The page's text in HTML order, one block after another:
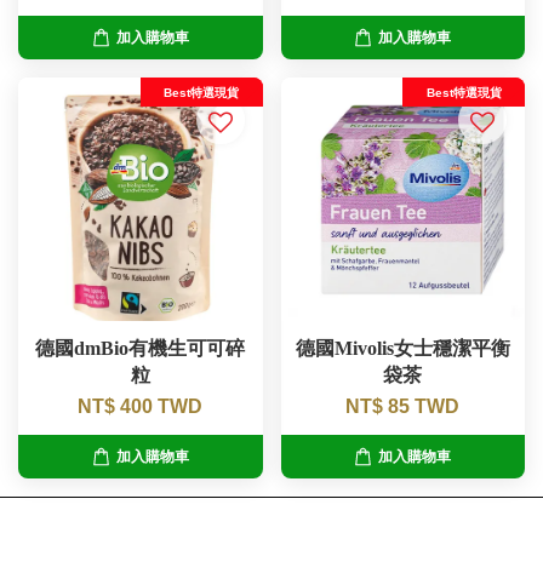
加入購物車 加入購物車
Best特選現貨
德國dmBio有機生可可碎
粒
NT$ 400 TWD
加入購物車
Best特選現貨
德國Mivolis女士穩潔平衡
袋茶
NT$ 85 TWD
加入購物車